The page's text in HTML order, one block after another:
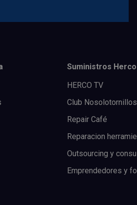
Suministros Herco
HERCO TV
Club Nosolotornillos
Repair Café
Reparacion
Outsourcing y
Emprendedores y